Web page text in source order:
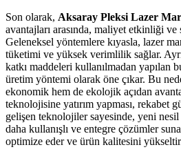
Son olarak, Aksaray Pleksi Lazer
avantajları arasında, maliyet etkinliği
Geleneksel yöntemlere kıyasla, lazer
tüketimi ve yüksek verimlilik sağlar.
katkı maddeleri kullanılmadan yapılan
üretim yöntemi olarak öne çıkar. Bu
ekonomik hem de ekolojik açıdan
teknolojisine yatırım yapması, rekabet
gelişen teknolojiler sayesinde, yeni
daha kullanışlı ve entegre çözümler
optimize eder ve ürün kalitesini